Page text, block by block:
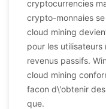
cryptocurrencies
crypto-monnaies
cloud mining
pour les
revenus passifs.
cloud mining
facon d\'obtenir
que.